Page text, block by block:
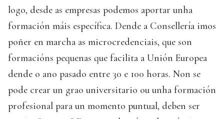
logo, desde as empresas podemos aportar unha
formación máis específica. Dende a Consellería imos
poñer en marcha as microcredenciais, que son
formacións pequenas que facilita a Unión Europea
dende o ano pasado entre 30 e 100 horas. Non se
pode crear un grao universitario ou unha formación
profesional para un momento puntual, deben ser